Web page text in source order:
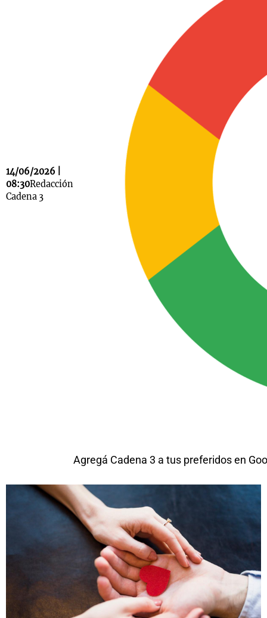
14/06/2026 |
08:30Redacción
Cadena 3
Agregá Cadena 3 a tus preferidos en
Mundial 2026
Notas
La Sole en
Cadena 3